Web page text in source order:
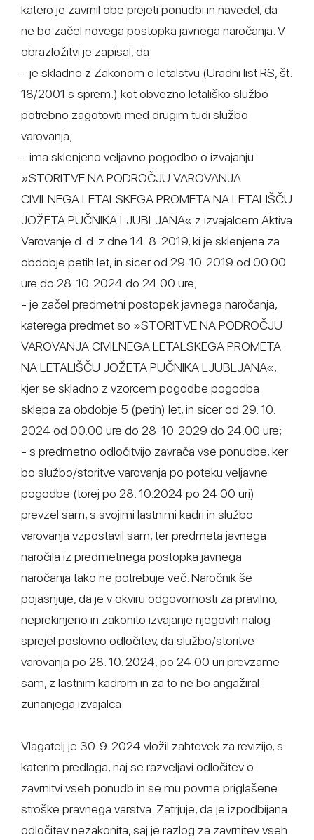
katero je zavrnil obe prejeti ponudbi in navedel, da
ne bo začel novega postopka javnega naročanja. V
obrazložitvi je zapisal, da:
- je skladno z Zakonom o letalstvu (Uradni list RS, št.
18/2001 s sprem.) kot obvezno letališko službo
potrebno zagotoviti med drugim tudi službo
varovanja;
- ima sklenjeno veljavno pogodbo o izvajanju
»STORITVE NA PODROČJU VAROVANJA
CIVILNEGA LETALSKEGA PROMETA NA LETALIŠČU
JOŽETA PUČNIKA LJUBLJANA« z izvajalcem Aktiva
Varovanje d. d. z dne 14. 8. 2019, ki je sklenjena za
obdobje petih let, in sicer od 29. 10. 2019 od 00.00
ure do 28. 10. 2024 do 24.00 ure;
- je začel predmetni postopek javnega naročanja,
katerega predmet so »STORITVE NA PODROČJU
VAROVANJA CIVILNEGA LETALSKEGA PROMETA
NA LETALIŠČU JOŽETA PUČNIKA LJUBLJANA«,
kjer se skladno z vzorcem pogodbe pogodba
sklepa za obdobje 5 (petih) let, in sicer od 29. 10.
2024 od 00.00 ure do 28. 10. 2029 do 24.00 ure;
- s predmetno odločitvijo zavrača vse ponudbe, ker
bo službo/storitve varovanja po poteku veljavne
pogodbe (torej po 28. 10.2024 po 24.00 uri)
prevzel sam, s svojimi lastnimi kadri in službo
varovanja vzpostavil sam, ter predmeta javnega
naročila iz predmetnega postopka javnega
naročanja tako ne potrebuje več. Naročnik še
pojasnjuje, da je v okviru odgovornosti za pravilno,
neprekinjeno in zakonito izvajanje njegovih nalog
sprejel poslovno odločitev, da službo/storitve
varovanja po 28. 10. 2024, po 24.00 uri prevzame
sam, z lastnim kadrom in za to ne bo angažiral
zunanjega izvajalca.
Vlagatelj je 30. 9. 2024 vložil zahtevek za revizijo, s
katerim predlaga, naj se razveljavi odločitev o
zavrnitvi vseh ponudb in se mu povrne priglašene
stroške pravnega varstva. Zatrjuje, da je izpodbijana
odločitev nezakonita, saj je razlog za zavrnitev vseh